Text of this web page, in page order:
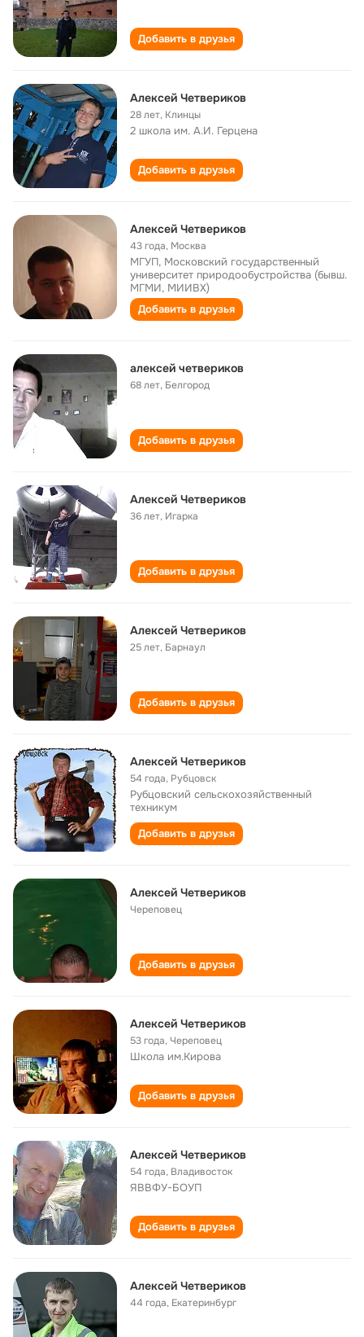
Добавить в друзья
Алексей Четвериков
28 лет, Клинцы
2 школа им. А.И. Герцена
Добавить в друзья
Алексей Четвериков
43 года, Москва
МГУП, Московский государственный
университет природообустройства (бывш.
МГМИ, МИИВХ)
Добавить в друзья
алексей четвериков
68 лет, Белгород
Добавить в друзья
Алексей Четвериков
36 лет, Игарка
Добавить в друзья
Алексей Четвериков
25 лет, Барнаул
Добавить в друзья
Алексей Четвериков
54 года, Рубцовск
Рубцовский сельскохозяйственный
техникум
Добавить в друзья
Алексей Четвериков
Череповец
Добавить в друзья
Алексей Четвериков
53 года,Череповец
Школа им.Кирова
Добавить в друзья
Алексей Четвериков
54 года, Владивосток
ЯВВФУ-БОУП
Добавить в друзья
Алексей Четвериков
44 года, Екатеринбург